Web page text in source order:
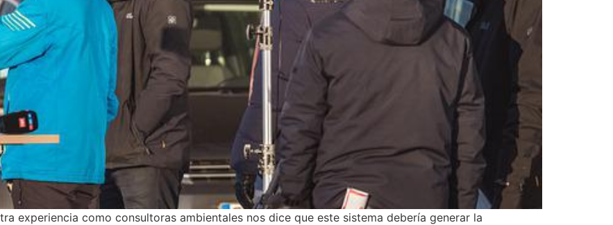
experiencia como consultoras ambientales nos dice que este sistema debería generar la